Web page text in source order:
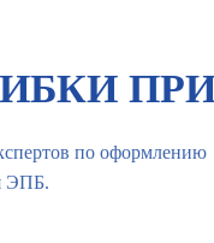
по оформлению
ЭПБ.